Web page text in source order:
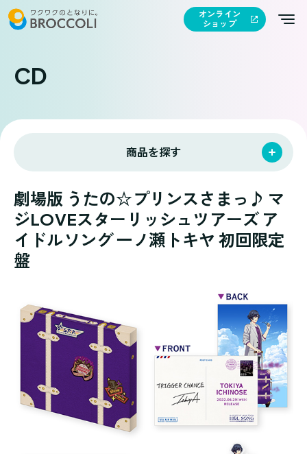
オンライン
ショップ
CD
商品を探す
劇場版 うたの☆プリンスさまっ♪ マ
ジLOVEスターリッシュツアーズ ア
イドルソング 一ノ瀬トキヤ 初回限定
盤